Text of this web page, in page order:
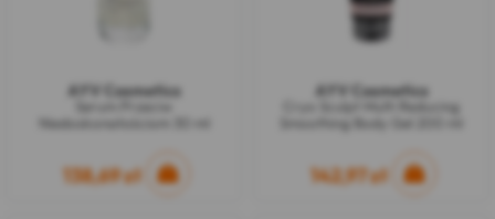
AYV Cosmetics
Serum Przeciw
Niedoskonałościom 30 ml
138,69 zł
AYV Cosmetics
Cryo Sculpt Multi Reducing
142,97 zł